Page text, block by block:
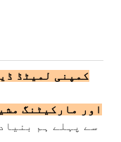
اور مارکیٹنگ مشینیں 10 سال سے
سے پہلے ہم